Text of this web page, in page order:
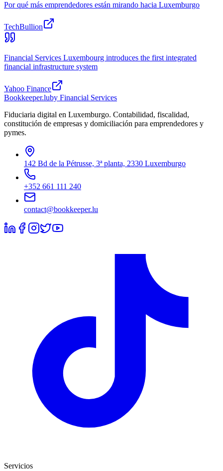
Por qué más emprendedores están mirando hacia Luxemburgo
TechBullion
Financial Services Luxembourg introduces the first integrated
financial infrastructure system
Yahoo Finance
Bookkeeper.luby Financial Services
Fiduciaria digital en Luxemburgo. Contabilidad, fiscalidad,
constitución de empresas y domiciliación para emprendedores y
pymes.
142 Bd de la Pétrusse, 3ª planta, 2330 Luxemburgo
+352 661 111 240
contact@bookkeeper.lu
Servicios